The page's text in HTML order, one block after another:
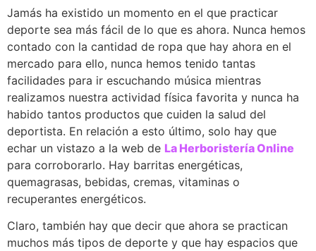
Jamás ha existido un momento en el que practicar
deporte sea más fácil de lo que es ahora. Nunca hemos
contado con la cantidad de ropa que hay ahora en el
mercado para ello, nunca hemos tenido tantas
facilidades para ir escuchando música mientras
realizamos nuestra actividad física favorita y nunca ha
habido tantos productos que cuiden la salud del
deportista. En relación a esto último, solo hay que
echar un vistazo a la web de La Herboristería Online
para corroborarlo. Hay barritas energéticas,
quemagrasas, bebidas, cremas, vitaminas o
recuperantes energéticos.
Claro, también hay que decir que ahora se practican
muchos más tipos de deporte y que hay espacios que